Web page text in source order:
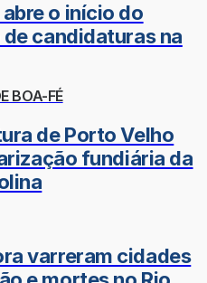
o início do
candidaturas na
BOA-FÉ
de Porto Velho
fundiária da
varreram cidades